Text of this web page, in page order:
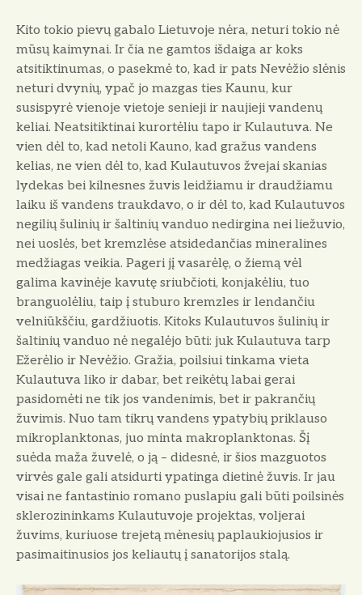
Kito tokio pievų gabalo Lietuvoje nėra, neturi tokio nė
mūsų kaimynai. Ir čia ne gamtos išdaiga ar koks
atsitiktinumas, o pasekmė to, kad ir pats Nevėžio slėnis
neturi dvynių, ypač jo mazgas ties Kaunu, kur
susispyrė vienoje vietoje senieji ir naujieji vandenų
keliai. Neatsitiktinai kurortėliu tapo ir Kulautuva. Ne
vien dėl to, kad netoli Kauno, kad gražus vandens
kelias, ne vien dėl to, kad Kulautuvos žvejai skanias
lydekas bei kilnesnes žuvis leidžiamu ir draudžiamu
laiku iš vandens traukdavo, o ir dėl to, kad Kulautuvos
negilių šulinių ir šaltinių vanduo nedirgina nei liežuvio,
nei uoslės, bet kremzlėse atsidedančias mineralines
medžiagas veikia. Pageri jį vasarėlę, o žiemą vėl
galima kavinėje kavutę sriubčioti, konjakėliu, tuo
branguolėliu, taip į stuburo kremzles ir lendančiu
velniūkščiu, gardžiuotis. Kitoks Kulautuvos šulinių ir
šaltinių vanduo nė negalėjo būti: juk Kulautuva tarp
Ežerėlio ir Nevėžio. Gražia, poilsiui tinkama vieta
Kulautuva liko ir dabar, bet reikėtų labai gerai
pasidomėti ne tik jos vandenimis, bet ir pakrančių
žuvimis. Nuo tam tikrų vandens ypatybių priklauso
mikroplanktonas, juo minta makroplanktonas. Šį
suėda maža žuvelė, o ją – didesnė, ir šios mazguotos
virvės gale gali atsidurti ypatinga dietinė žuvis. Ir jau
visai ne fantastinio romano puslapiu gali būti poilsinės
sklerozininkams Kulautuvoje projektas, voljerai
žuvims, kuriuose trejetą mėnesių paplaukiojusios ir
pasimaitinusios jos keliautų į sanatorijos stalą.